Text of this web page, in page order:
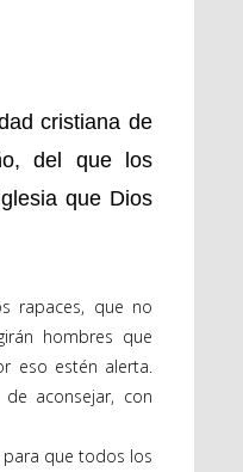
cristiana de
del que los
que Dios
rapaces, que no
hombres que
eso estén alerta.
aconsejar, con
para que todos los